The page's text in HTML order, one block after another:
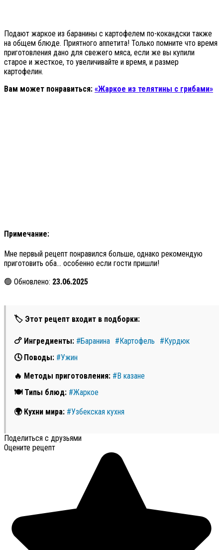
Подают жаркое из баранины с картофелем по-кокандски также
на общем блюде. Приятного аппетита! Только помните что время
приготовления дано для свежего мяса, если же вы купили
старое и жесткое, то увеличивайте и время, и размер
картофелин.
Вам может понравиться: «Жаркое из телятины с грибами»
Примечание:
Мне первый рецепт понравился больше, однако рекомендую
приготовить оба… особенно если гости пришли!
🟢 Обновлено: 23.06.2025
🏷 Этот рецепт входит в подборки:
🍗 Ингредиенты: #Баранина #Картофель
#Курдюк
🕓 Поводы: #Ужин
🔥 Методы приготовления: #В казане
🍽 Типы блюд: #Жаркое
🌍 Кухни мира: #Узбекская кухня
Поделиться с друзьями
Оцените рецепт